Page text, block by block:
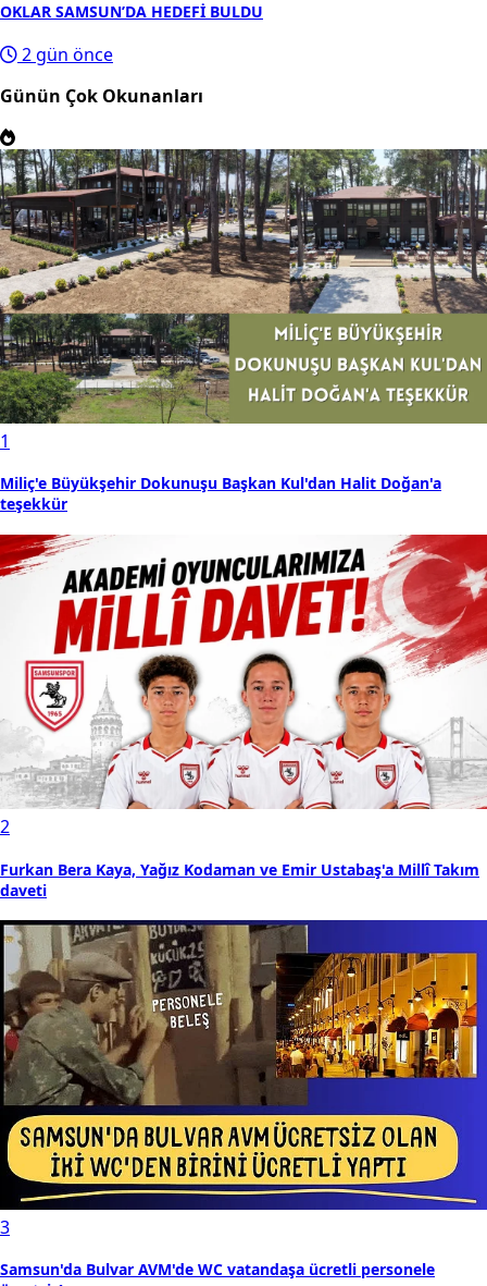
OKLAR SAMSUN’DA HEDEFİ BULDU
2 gün önce
Günün Çok Okunanları
1
Miliç'e Büyükşehir Dokunuşu Başkan Kul'dan Halit Doğan'a
teşekkür
2
Furkan Bera Kaya, Yağız Kodaman ve Emir Ustabaş'a Millî Takım
daveti
3
Samsun'da Bulvar AVM'de WC vatandaşa ücretli personele